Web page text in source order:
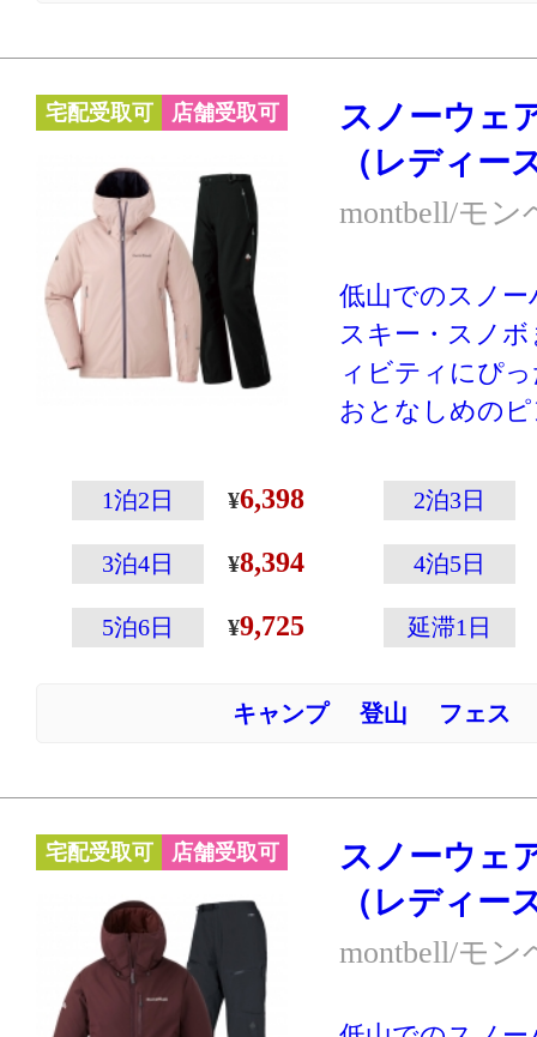
※こちらのハー
ードには向き
に防寒着を重
前提のウェアで
め、これ一枚で
ません。
宅配受取可 店舗受取可
スノーウェ
（レディー
montbell/モン
低山でのスノ
スキー・スノ
ィビティにぴ
おとなしめの
登山専門メー
こその温かさ
えた高性能ウ
ウェアの左袖
ップの収納に
載！
躍するパウダ
※スキー・スノ
ーハイキング
クティブに動
の防寒には別
1泊2日 6,398 2泊3日
3泊4日 8,394 4泊5日
5泊6日 9,725 延滞1日
キャンプ 登山 フェス
宅配受取可 店舗受取可
スノーウェ
（レディー
montbell/モン